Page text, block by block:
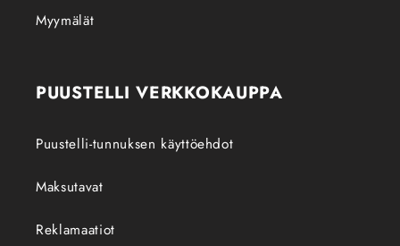
Myymälät
PUUSTELLI VERKKOKAUPPA
Puustelli-tunnuksen käyttöehdot
Maksutavat
Reklamaatiot